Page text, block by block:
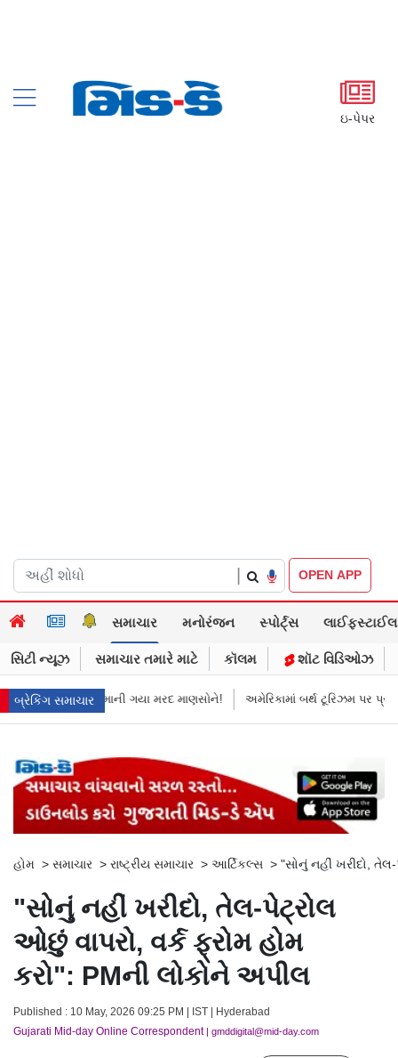
ઇ-પેપર
OPEN APP
સમાચાર મનોરંજન સ્પોર્ટ્સ લાઈફસ્ટાઈલ
સિટી ન્યૂઝ સમાચાર તમારે માટે કૉલમ શૉટ વિડિઓઝ
બ્રેકિંગ સમાચાર
માની ગયા મરદ માણસોને! અમેરિકામાં બર્થ ટૂરિઝમ પર પ્રતિબંધ મૂક્યો ડોનલ્ડ
હોમ > સમાચાર > રાષ્ટ્રીય સમાચાર > આર્ટિકલ્સ > "સોનું નહીં ખરીદો,
"સોનું નહીં ખરીદો, તેલ-પેટ્રોલ
ઓછું વાપરો, વર્ક ફ્રોમ હોમ
કરો": PMની લોકોને અપીલ
Published : 10 May, 2026 09:25 PM | IST | Hyderabad
Gujarati Mid-day Online Correspondent| gmddigital@mid-day.com